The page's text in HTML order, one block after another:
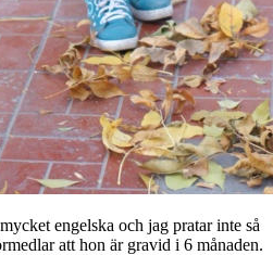
engelska och jag pratar inte så
att hon är gravid i 6 månaden.